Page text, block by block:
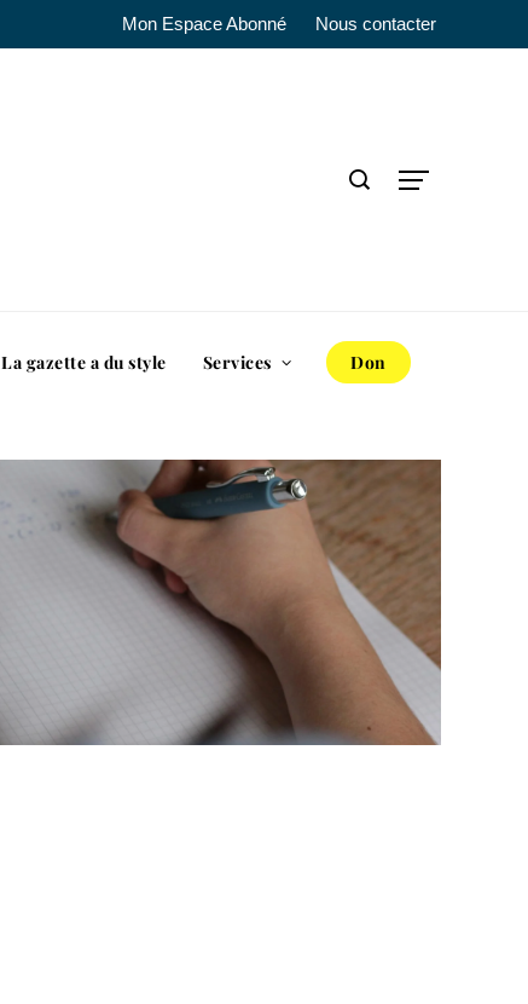
Mon Espace Abonné Nous contacter
La gazette a du style Services Don